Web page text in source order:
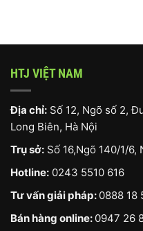
HTJ VIỆT NAM
Địa chỉ: Số 12, Ngõ số 2,
Long Biên, Hà Nội
Trụ sở: Số 16,Ngõ 140/1/
Hotline: 0243 5510 616
Tư vấn giải pháp: 0888 18
Bán hàng online: 0947 26